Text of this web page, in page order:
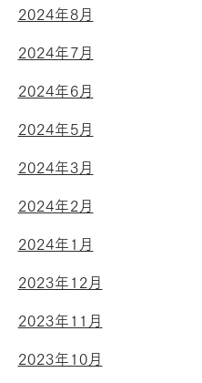
2024年8月
2024年7月
2024年6月
2024年5月
2024年3月
2024年2月
2024年1月
2023年12月
2023年11月
2023年10月